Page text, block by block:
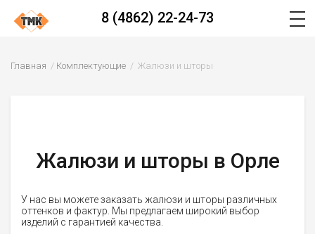
8 (4862) 22-24-73
Главная Комплектующие Жалюзи и шторы
Жалюзи и шторы в Орле
У нас вы можете заказать жалюзи и шторы различных
оттенков и фактур. Мы предлагаем широкий выбор
изделий с гарантией качества.